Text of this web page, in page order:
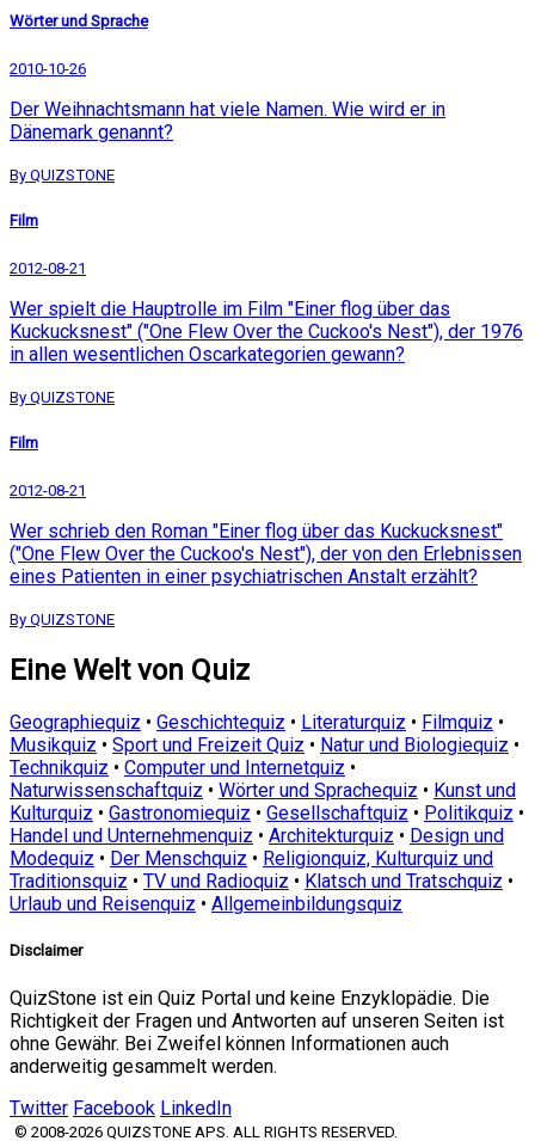
Wörter und Sprache
2010-10-26
Der Weihnachtsmann hat viele Namen. Wie wird er in
Dänemark genannt?
By QUIZSTONE
Film
2012-08-21
Wer spielt die Hauptrolle im Film "Einer flog über das
Kuckucksnest" ("One Flew Over the Cuckoo's Nest"), der 1976
in allen wesentlichen Oscarkategorien gewann?
By QUIZSTONE
Film
2012-08-21
Wer schrieb den Roman "Einer flog über das Kuckucksnest"
("One Flew Over the Cuckoo's Nest"), der von den Erlebnissen
eines Patienten in einer psychiatrischen Anstalt erzählt?
By QUIZSTONE
Eine Welt von Quiz
Geographiequiz • Geschichtequiz • Literaturquiz • Filmquiz •
Musikquiz • Sport und Freizeit Quiz • Natur und Biologiequiz •
Technikquiz • Computer und Internetquiz •
Naturwissenschaftquiz • Wörter und Sprachequiz • Kunst und
Kulturquiz • Gastronomiequiz • Gesellschaftquiz • Politikquiz •
Handel und Unternehmenquiz • Architekturquiz • Design und
Modequiz • Der Menschquiz • Religionquiz, Kulturquiz und
Traditionsquiz • TV und Radioquiz • Klatsch und Tratschquiz •
Urlaub und Reisenquiz • Allgemeinbildungsquiz
Disclaimer
QuizStone ist ein Quiz Portal und keine Enzyklopädie. Die
Richtigkeit der Fragen und Antworten auf unseren Seiten ist
ohne Gewähr. Bei Zweifel können Informationen auch
anderweitig gesammelt werden.
Twitter Facebook LinkedIn
© 2008-2026 QUIZSTONE APS. ALL RIGHTS RESERVED.